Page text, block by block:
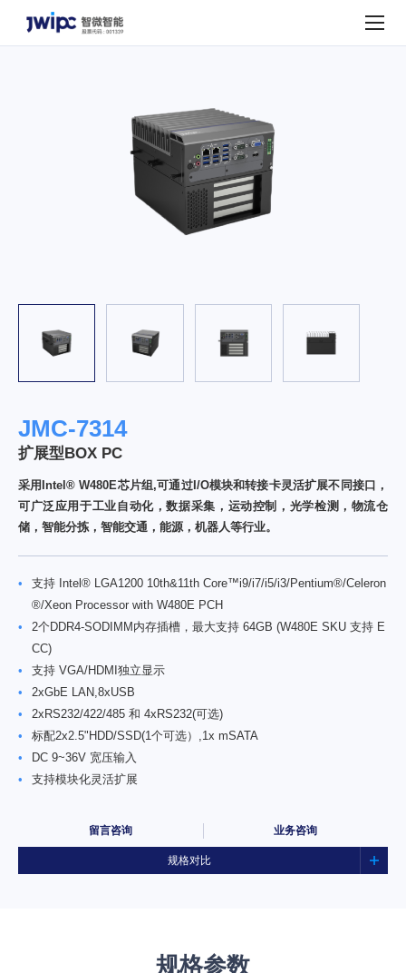
JMC-7314
扩展型BOX PC
采用Intel® W480E芯片组,可通过I/O模块和转接卡灵活扩展不同接口，
可广泛应用于工业自动化，数据采集，运动控制，光学检测，物流仓
储，智能分拣，智能交通，能源，机器人等行业。
•
支持 Intel® LGA1200 10th&11th Core™i9/i7/i5/i3/Pentium®/Celeron
®/Xeon Processor with W480E PCH
•
2个DDR4-SODIMM内存插槽，最大支持 64GB (W480E SKU 支持 E
CC)
•
支持 VGA/HDMI独立显示
•
2xGbE LAN,8xUSB
•
2xRS232/422/485 和 4xRS232(可选)
•
标配2x2.5"HDD/SSD(1个可选）,1x mSATA
•
DC 9~36V 宽压输入
•
支持模块化灵活扩展
留言咨询 业务咨询
规格对比
规格参数